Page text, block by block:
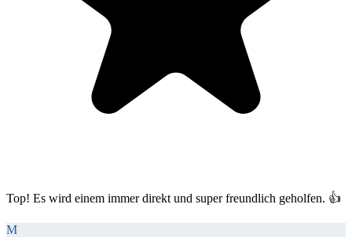
Top! Es wird einem immer direkt und super freundlich geholfen. 👍
M